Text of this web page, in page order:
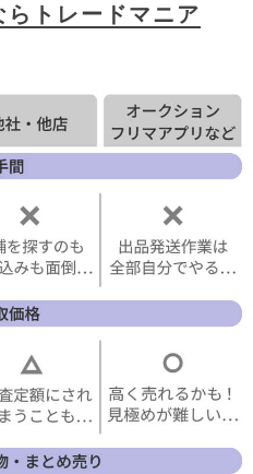
トレードマニア